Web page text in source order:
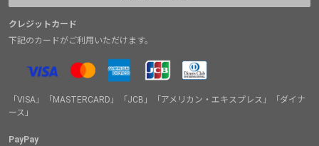
クレジットカード
下記のカードがご利用いただけます。
「VISA」「MASTERCARD」「JCB」「アメリカン・エキスプレス」「ダイナ
ース」
PayPay